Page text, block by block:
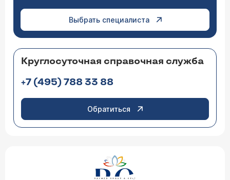
Выбрать специалиста
Круглосуточная справочная служба
+7 (495) 788 33 88
Обратиться